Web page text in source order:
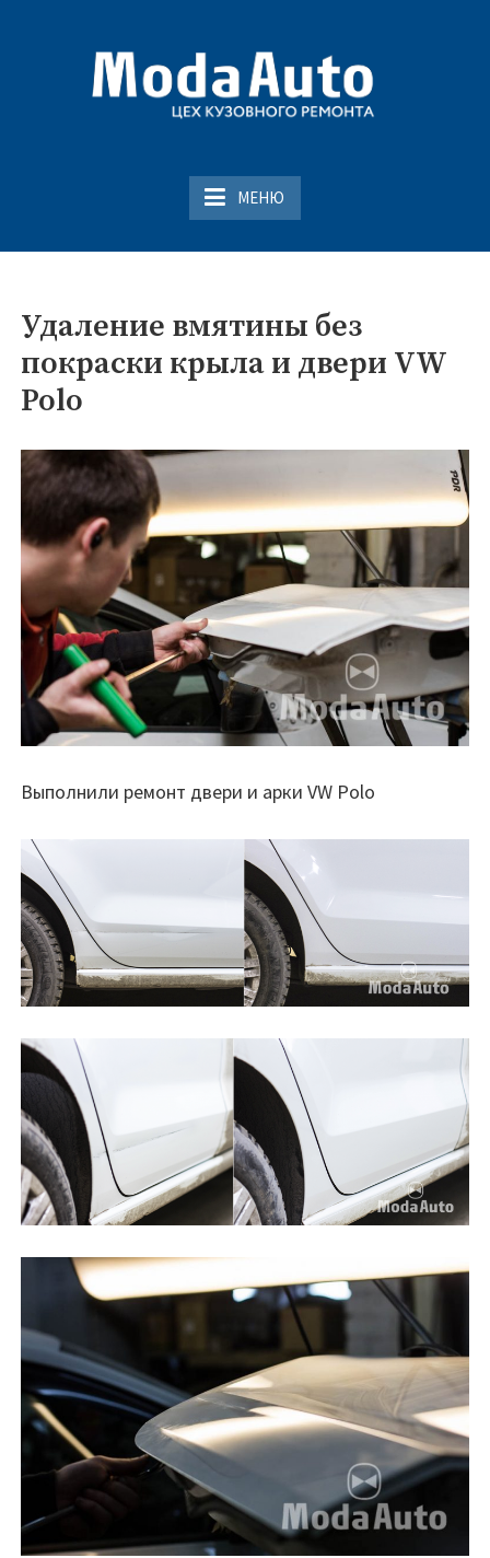
содержимому
Смоленске
МЕНЮ
Удаление вмятины без
покраски крыла и двери VW
Polo
Выполнили ремонт двери и арки VW Polo